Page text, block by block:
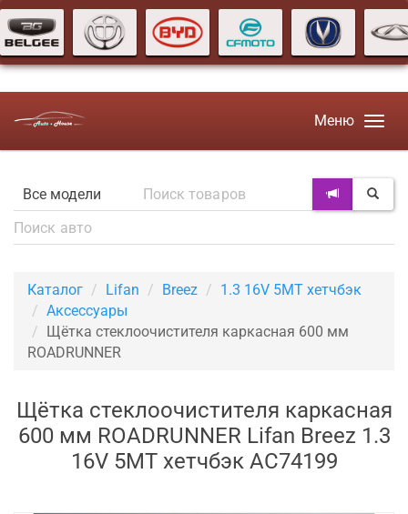
Меню
Каталог Lifan Breez
1.3 16V 5MT хетчбэк
Аксессуары
Щётка стеклоочистителя каркасная 600 мм
ROADRUNNER
Щётка стеклоочистителя каркасная
600 мм ROADRUNNER Lifan Breez 1.3
16V 5MT хетчбэк AC74199